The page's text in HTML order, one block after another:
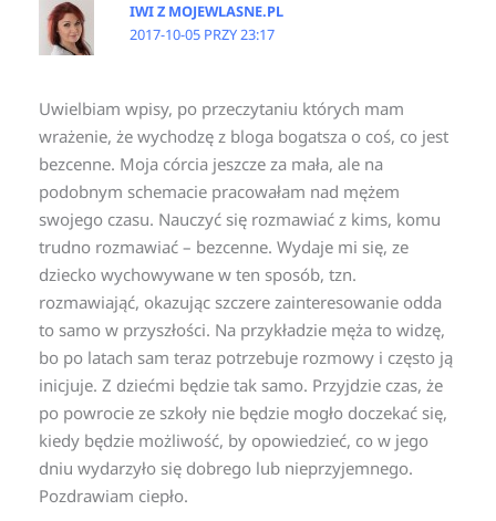
IWI Z MOJEWLASNE.PL
2017-10-05 PRZY 23:17
Uwielbiam wpisy, po przeczytaniu których mam
wrażenie, że wychodzę z bloga bogatsza o coś, co jest
bezcenne. Moja córcia jeszcze za mała, ale na
podobnym schemacie pracowałam nad mężem
swojego czasu. Nauczyć się rozmawiać z kims, komu
trudno rozmawiać – bezcenne. Wydaje mi się, ze
dziecko wychowywane w ten sposób, tzn.
rozmawiająć, okazując szczere zainteresowanie odda
to samo w przyszłości. Na przykładzie męża to widzę,
bo po latach sam teraz potrzebuje rozmowy i często ją
inicjuje. Z dziećmi będzie tak samo. Przyjdzie czas, że
po powrocie ze szkoły nie będzie mogło doczekać się,
kiedy będzie możliwość, by opowiedzieć, co w jego
dniu wydarzyło się dobrego lub nieprzyjemnego.
Pozdrawiam ciepło.